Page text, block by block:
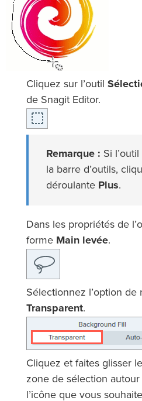
Cliquez sur l’outil
de Snagit Editor.
Remarque : Si
la barre d’outils,
déroulante Plus.
Dans les propriétés de
forme Main levée.
Sélectionnez l’option de
Transparent.
Cliquez et faites glisser
zone de sélection
l’icône que vous